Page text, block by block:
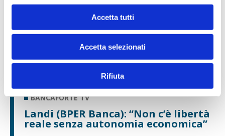
Accetta tutti
Accetta selezionati
Rifiuta
BANCAFORTE TV
Landi (BPER Banca): “Non c’è libertà
reale senza autonomia economica”